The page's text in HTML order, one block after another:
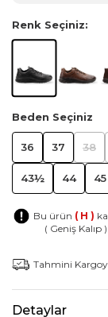
Renk Seçiniz:
Beden Seçiniz
36 37 38
43½ 44 45
Bu ürün ( H )
( Geniş Kalıp )
Tahmini
Detaylar